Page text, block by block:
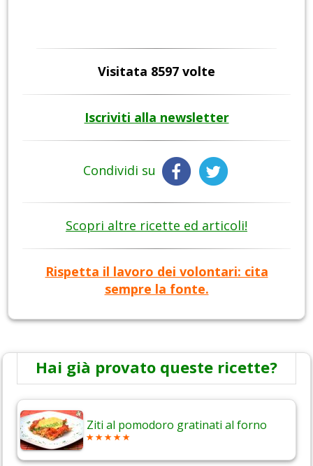
Visitata 8597 volte
Iscriviti alla newsletter
Condividi su
Scopri altre ricette ed articoli!
Rispetta il lavoro dei volontari: cita
sempre la fonte.
Hai già provato queste ricette?
Ziti al pomodoro gratinati al forno